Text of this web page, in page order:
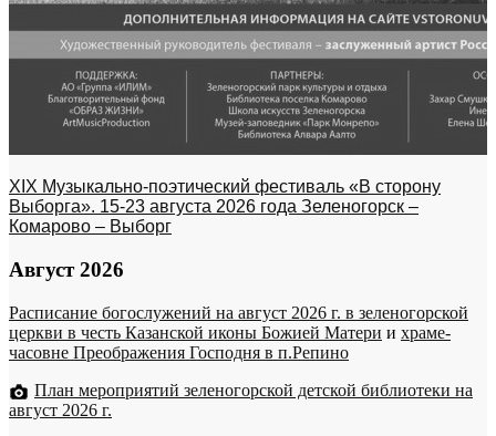
XIX Музыкально-поэтический фестиваль «В сторону
Выборга». 15-23 августа 2026 года Зеленогорск –
Комарово – Выборг
Август 2026
Расписание богослужений на август 2026 г. в зеленогорской
церкви в честь Казанской иконы Божией Матери и храме-
часовне Преображения Господня в п.Репино
План мероприятий зеленогорской детской библиотеки на
август 2026 г.